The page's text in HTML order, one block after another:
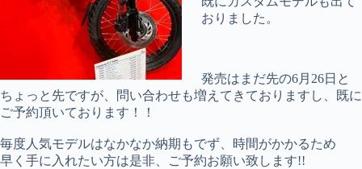
おりました。
発売はまだ先の6月26日と
ちょっと先ですが、問い合わせも増えてきておりますし、既に
ご予約頂いております！！
毎度人気モデルはなかなか納期もでず、時間がかかるため
早く手に入れたい方は是非、ご予約お願い致します!!